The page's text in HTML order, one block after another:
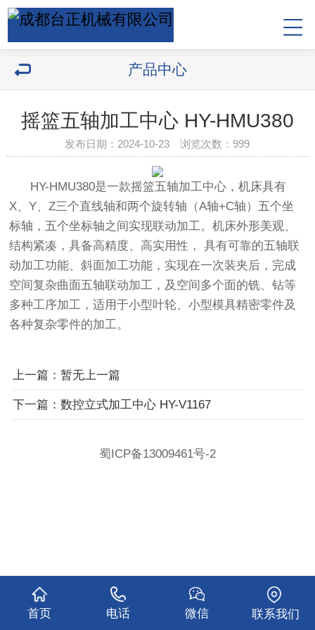
产品中心
摇篮五轴加工中心 HY-HMU380
发布日期：2024-10-23 浏览次数： 999
HY-HMU380是一款摇篮五轴加工中心，机床具有
X、Y、Z三个直线轴和两个旋转轴（A轴+C轴）五个坐
标轴，五个坐标轴之间实现联动加工。机床外形美观、
结构紧凑，具备高精度、高实用性， 具有可靠的五轴联
动加工功能、斜面加工功能，实现在一次装夹后，完成
空间复杂曲面五轴联动加工，及空间多个面的铣、钻等
多种工序加工，适用于小型叶轮、小型模具精密零件及
各种复杂零件的加工。
上一篇：暂无上一篇
下一篇：数控立式加工中心 HY-V1167
蜀ICP备13009461号-2
首页 电话 微信 联系我们